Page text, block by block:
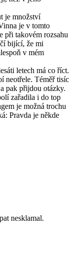
je množství
je v tomto
při takovém rozsahu
bijící, že mi
v mém
letech má co říct.
neotřele. Téměř tisíc
pak přijdou otázky.
zařadila i do top
je možná trochu
Pravda je někde
nesklamal.